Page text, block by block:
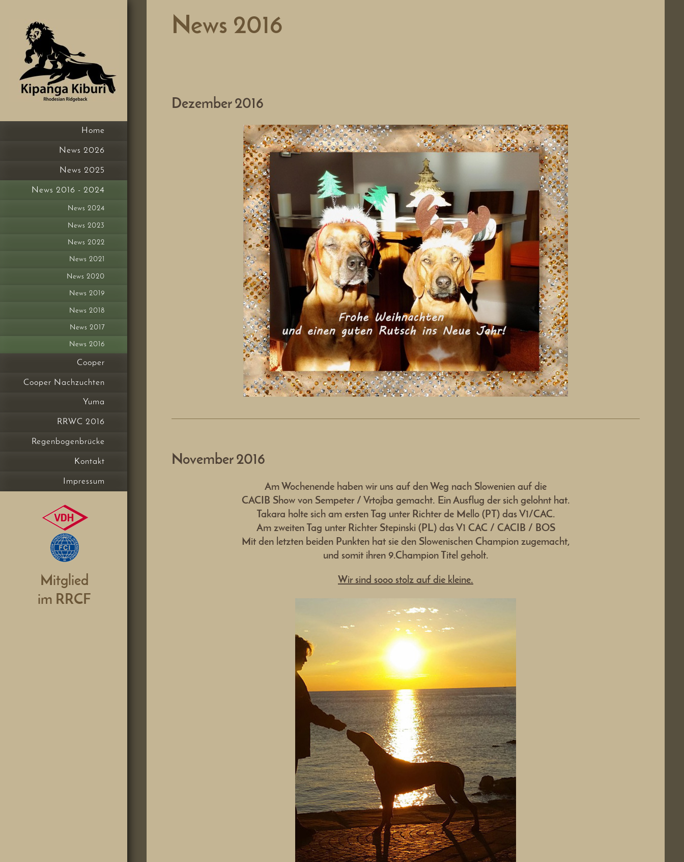
Home
News 2026
News 2025
News 2016 - 2024
News 2024
News 2023
News 2022
News 2021
News 2020
News 2019
News 2018
News 2017
News 2016
Cooper
Cooper Nachzuchten
Yuma
RRWC 2016
Regenbogenbrücke
Kontakt
Impressum
Mitglied
im RRCF
News 2016
Dezember 2016
November 2016
Am Wochenende haben wir uns auf den Weg nach Slowenien auf die
CACIB Show von Sempeter / Vrtojba gemacht. Ein Ausflug der sich gelohnt hat.
Takara holte sich am ersten Tag unter Richter de Mello (PT) das V1/CAC.
Am zweiten Tag unter Richter Stepinski (PL) das V1 CAC / CACIB / BOS
Mit den letzten beiden Punkten hat sie den Slowenischen Champion zugemacht,
und somit ihren 9.Champion Titel geholt.
Wir sind sooo stolz auf die kleine.